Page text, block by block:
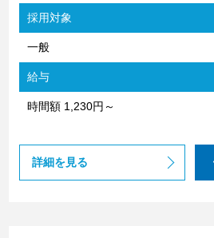
採用対象
一般
給与
時間額 1,230円～
詳細を見る